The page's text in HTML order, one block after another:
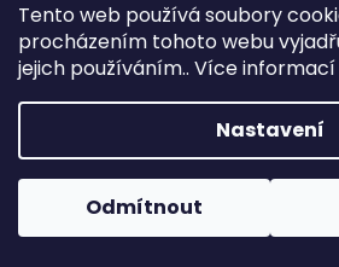
Tento web používá soubory
procházením tohoto webu
jejich používáním.. Více informací
Nastavení
Odmítnout